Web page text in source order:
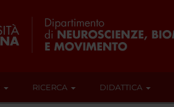
RICERCA DIDATTICA